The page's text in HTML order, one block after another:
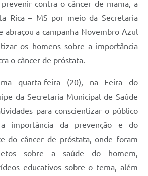
contra o câncer de mama, a
Rica – MS por meio da Secretaria
abraçou a campanha Novembro Azul
os homens sobre a importância
o câncer de próstata.
quarta-feira (20), na Feira do
da Secretaria Municipal de Saúde
para conscientizar o público
importância da prevenção e do
do câncer de próstata, onde foram
sobre a saúde do homem,
educativos sobre o tema, além